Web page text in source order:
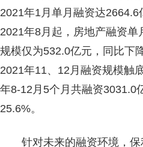
2021年1月单月融资达
2021年8月起，房地产融资
规模仅为532.0亿元，同比下
2021年11、12月融资规模触
年8-12月5个月共融资3031.0
25.6%。
针对未来的融资环境，